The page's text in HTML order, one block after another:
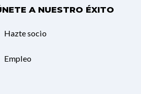
A NUESTRO ÉXITO
Hazte socio
Empleo